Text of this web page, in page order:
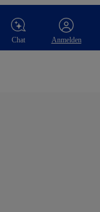
Chat Anmelden